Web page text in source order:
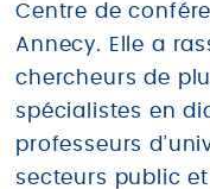
Centre de
Annecy. Elle a
chercheurs de
spécialistes en
professeurs
secteurs public